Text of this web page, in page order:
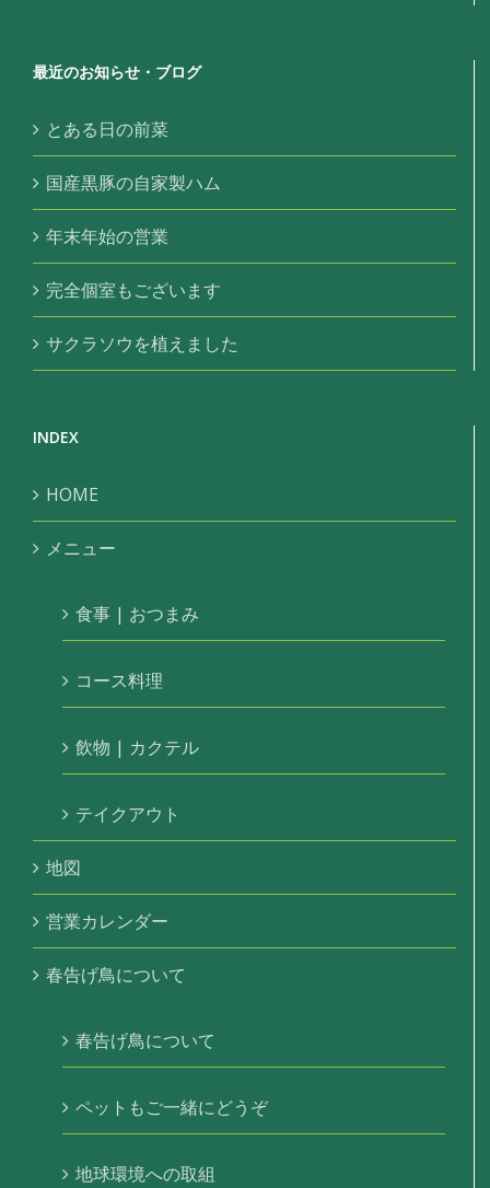
最近のお知らせ・ブログ
とある日の前菜
国産黒豚の自家製ハム
年末年始の営業
完全個室もございます
サクラソウを植えました
INDEX
HOME
メニュー
食事 | おつまみ
コース料理
飲物 | カクテル
テイクアウト
地図
営業カレンダー
春告げ鳥について
春告げ鳥について
ペットもご一緒にどうぞ
地球環境への取組